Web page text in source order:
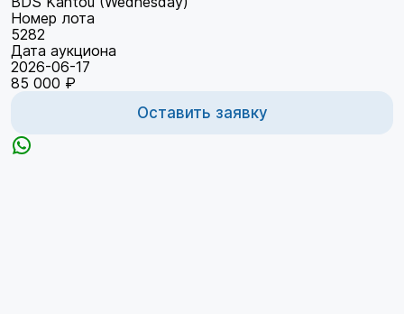
Номер лота
5282
Дата аукциона
2026-06-17
85 000 ₽
Оставить заявку